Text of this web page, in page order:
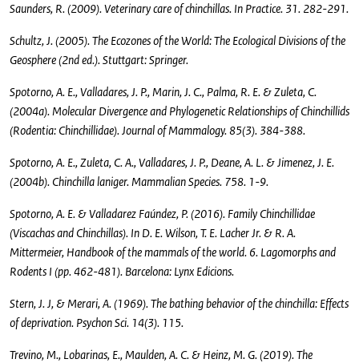
Saunders, R. (2009). Veterinary care of chinchillas. In Practice. 31. 282-291.
Schultz, J. (2005). The Ecozones of the World: The Ecological Divisions of the
Geosphere (2nd ed.). Stuttgart: Springer.
Spotorno, A. E., Valladares, J. P., Marin, J. C., Palma, R. E. & Zuleta, C.
(2004a). Molecular Divergence and Phylogenetic Relationships of Chinchillids
(Rodentia: Chinchillidae). Journal of Mammalogy. 85(3). 384-388.
Spotorno, A. E., Zuleta, C. A., Valladares, J. P., Deane, A. L. & Jimenez, J. E.
(2004b). Chinchilla laniger. Mammalian Species. 758. 1-9.
Spotorno, A. E. & Valladarez Faúndez, P. (2016). Family Chinchillidae
(Viscachas and Chinchillas). In D. E. Wilson, T. E. Lacher Jr. & R. A.
Mittermeier, Handbook of the mammals of the world. 6. Lagomorphs and
Rodents I (pp. 462-481). Barcelona: Lynx Edicions.
Stern, J. J, & Merari, A. (1969). The bathing behavior of the chinchilla: Effects
of deprivation. Psychon Sci. 14(3). 115.
Trevino, M., Lobarinas, E., Maulden, A. C. & Heinz, M. G. (2019). The